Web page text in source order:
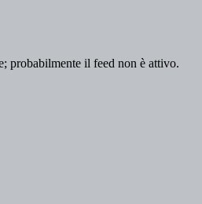
probabilmente il feed non è attivo.